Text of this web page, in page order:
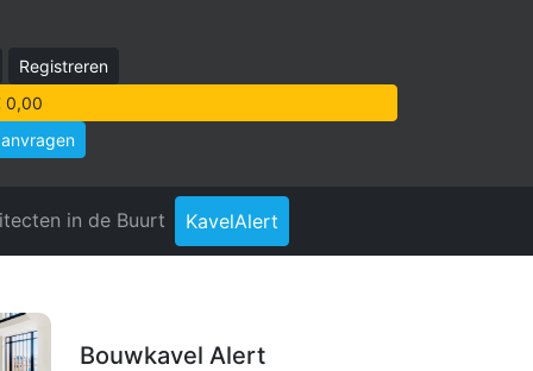
Registreren
0,00
in de Buurt KavelAlert
Bouwkavel Alert